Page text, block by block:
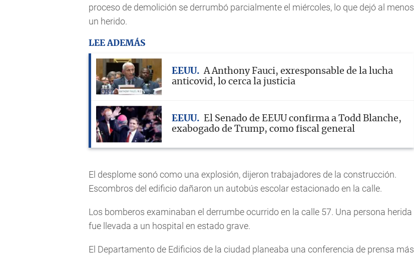
proceso de demolición se derrumbó parcialmente el miércoles, lo que dejó al menos
un herido.
LEE ADEMÁS
EEUU
A Anthony Fauci, exresponsable de la lucha
anticovid, lo cerca la justicia
EEUU
El Senado de EEUU confirma a Todd Blanche,
exabogado de Trump, como fiscal general
El desplome sonó como una explosión, dijeron trabajadores de la construcción.
Escombros del edificio dañaron un autobús escolar estacionado en la calle.
Los bomberos examinaban el derrumbe ocurrido en la calle 57. Una persona herida
fue llevada a un hospital en estado grave.
El Departamento de Edificios de la ciudad planeaba una conferencia de prensa más